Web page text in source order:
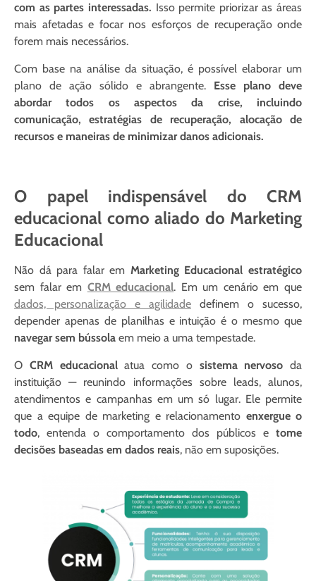
com as partes interessadas. Isso permite priorizar as áreas
mais afetadas e focar nos esforços de recuperação onde
forem mais necessários.
Com base na análise da situação, é possível elaborar um
plano de ação sólido e abrangente. Esse plano deve
abordar todos os aspectos da crise, incluindo
comunicação, estratégias de recuperação, alocação de
recursos e maneiras de minimizar danos adicionais.
O papel indispensável do CRM
educacional como aliado do Marketing
Educacional
Não dá para falar em Marketing Educacional estratégico
sem falar em CRM educacional. Em um cenário em que
dados, personalização e agilidade definem o sucesso,
depender apenas de planilhas e intuição é o mesmo que
navegar sem bússola em meio a uma tempestade.
O CRM educacionalatua como o sistema nervoso da
instituição — reunindo informações sobre leads, alunos,
atendimentos e campanhas em um só lugar. Ele permite
que a equipe de marketing e relacionamento enxergue o
todo, entenda o comportamento dos públicos e tome
decisões baseadas em dados reais, não em suposições.